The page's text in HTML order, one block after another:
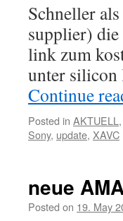
Schneller
supplier) die
link zum
unter silicon
Continue
Posted in AKTUELL ,
Sony, update, XAVC
neue
Posted on 19. May